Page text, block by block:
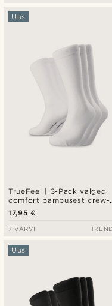
TrueFeel | 3-Pack valged
comfort bambusest crew-
sokid
Uus
17,95 €
7 VÄRVI
Uus